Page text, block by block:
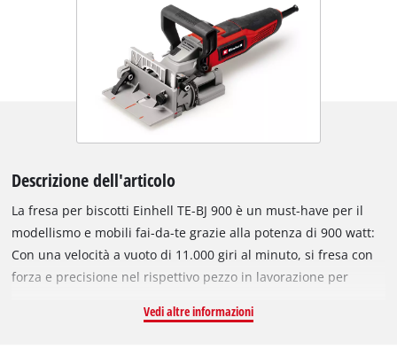
Descrizione dell'articolo
La fresa per biscotti Einhell TE-BJ 900 è un must-have per il
modellismo e mobili fai-da-te grazie alla potenza di 900 watt:
Con una velocità a vuoto di 11.000 giri al minuto, si fresa con
forza e precisione nel rispettivo pezzo in lavorazione per
alluminio consente la fresatura sicura e precisa delle
Vedi altre informazioni